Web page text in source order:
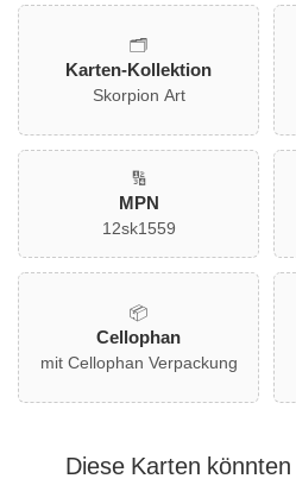
🗂️
Karten-Kollektion
Skorpion Art
🔢
MPN
12sk1559
📦
Cellophan
mit Cellophan Verpackung
Diese Karten